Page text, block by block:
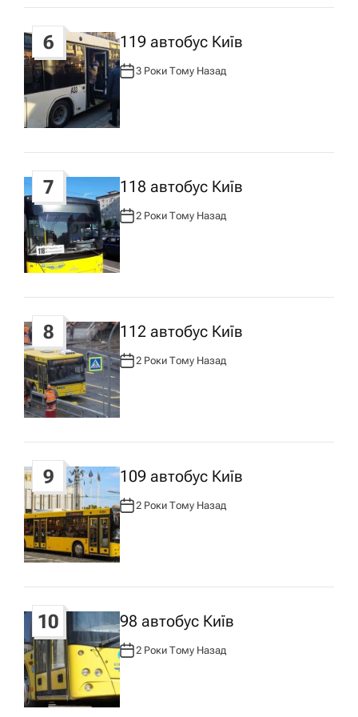
6 119 автобус Київ
А
Р
:
3 Роки Тому Назад
7 118 автобус Київ
А
В
Т
Р
:
2 Роки Тому Назад
8 112 автобус Київ
А
В
О
Р
:
2 Роки Тому Назад
9 109 автобус Київ
А
В
Т
О
Р
:
2 Роки Тому Назад
10 98 автобус Київ
А
В
Т
О
Р
:
2 Роки Тому Назад